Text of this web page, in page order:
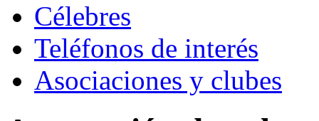
Célebres
Teléfonos de interés
Asociaciones y clubes